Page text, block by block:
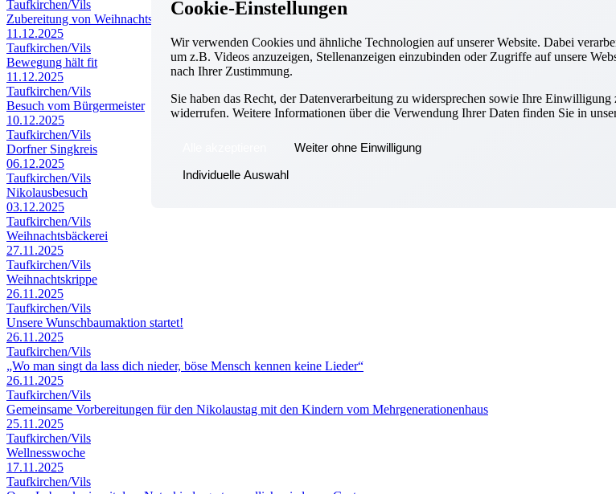
Taufkirchen/Vils
Zubereitung von Weihnachtspralinen
11.12.2025
Taufkirchen/Vils
Bewegung hält fit
11.12.2025
Taufkirchen/Vils
Besuch vom Bürgermeister
10.12.2025
Taufkirchen/Vils
Dorfner Singkreis
06.12.2025
Taufkirchen/Vils
Nikolausbesuch
03.12.2025
Taufkirchen/Vils
Weihnachtsbäckerei
27.11.2025
Taufkirchen/Vils
Weihnachtskrippe
26.11.2025
Taufkirchen/Vils
Unsere Wunschbaumaktion startet!
26.11.2025
Taufkirchen/Vils
„Wo man singt da lass dich nieder, böse Mensch kennen keine Lieder“
26.11.2025
Taufkirchen/Vils
Gemeinsame Vorbereitungen für den Nikolaustag mit den Kindern vom Mehrgenerationenhaus
25.11.2025
Taufkirchen/Vils
Wellnesswoche
17.11.2025
Taufkirchen/Vils
Cookie-Einstellungen
Wir verwenden Cookies und ähnliche Technologien auf unserer Website. Dabei
um z.B. Videos anzuzeigen, Stellenanzeigen einzubinden oder Zugriffe auf unsere
nach Ihrer Zustimmung.
Sie haben das Recht, der Datenverarbeitung zu widersprechen sowie Ihre
widerrufen. Weitere Informationen über die Verwendung Ihrer Daten finden Sie in
Weiter ohne Einwilligung
Individuelle Auswahl